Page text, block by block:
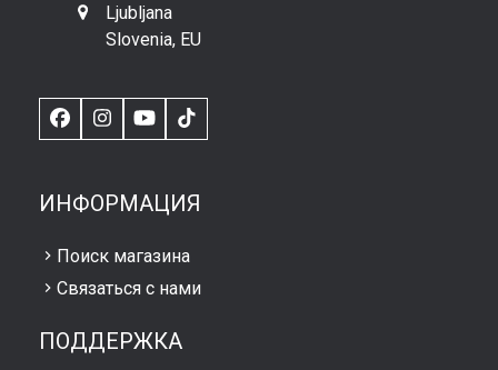
Ljubljana
Slovenia, EU
FacebookInstagram
YouTubeTikTok
ИНФОРМАЦИЯ
Поиск магазина
Связаться с нами
ПОДДЕРЖКА